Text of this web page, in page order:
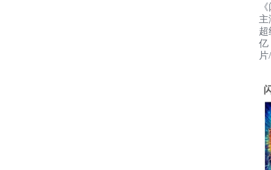
主
超
亿